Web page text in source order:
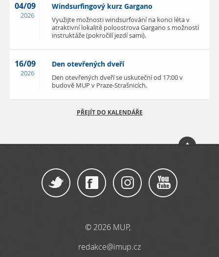
04/09
2026
Windsurfingový kurz Gargano
Využijte možnosti windsurfování na konci léta v
atraktivní lokalitě poloostrova Gargano s možností
instruktáže (pokročilí jezdí sami).
16/09
2026
Den otevřených dveří
Den otevřených dveří se uskuteční od 17:00 v
budově MUP v Praze-Strašnicích.
PŘEJÍT DO KALENDÁŘE
© 2026 MUP,
redakce@imup.cz